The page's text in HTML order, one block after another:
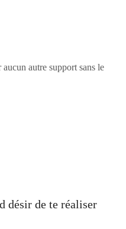
autre support sans le
désir de te réaliser